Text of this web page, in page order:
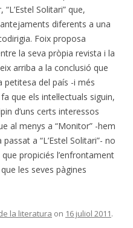
Solitari” que,
diferents a una
Foix proposa
la seva pròpia revista i la
arriba a la conclusió que
petitesa del país -i més
que els intel·lectuals siguin,
d’uns certs interessos
al menys a “Monitor” -hem
a “L’Estel Solitari”- no
propiciés l’enfrontament
les seves pàgines
la literatura on 16 juliol 2011.